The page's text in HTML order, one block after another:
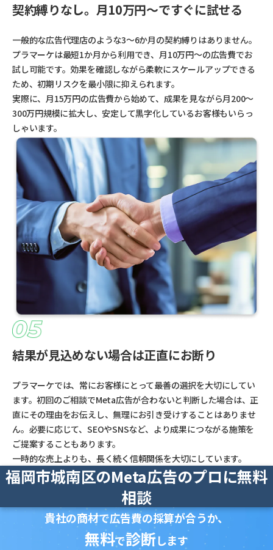
契約縛りなし。月10万円〜ですぐに試せる
一般的な広告代理店のような3〜6か月の契約縛りはありません。
プラマーケは最短1か月から利用でき、月10万円〜の広告費でお
試し可能です。効果を確認しながら柔軟にスケールアップできる
ため、初期リスクを最小限に抑えられます。
実際に、月15万円の広告費から始めて、成果を見ながら月200〜
300万円規模に拡大し、安定して黒字化しているお客様もいらっ
しゃいます。
結果が見込めない場合は正直にお断り
プラマーケでは、常にお客様にとって最善の選択を大切にしてい
ます。初回のご相談でMeta広告が合わないと判断した場合は、正
直にその理由をお伝えし、無理にお引き受けすることはありませ
ん。必要に応じて、SEOやSNSなど、より成果につながる施策を
ご提案することもあります。
一時的な売上よりも、長く続く信頼関係を大切にしています。
福岡市城南区のMeta広告のプロに無料
相談
貴社の商材で広告費の採算が合うか、
無料で診断します